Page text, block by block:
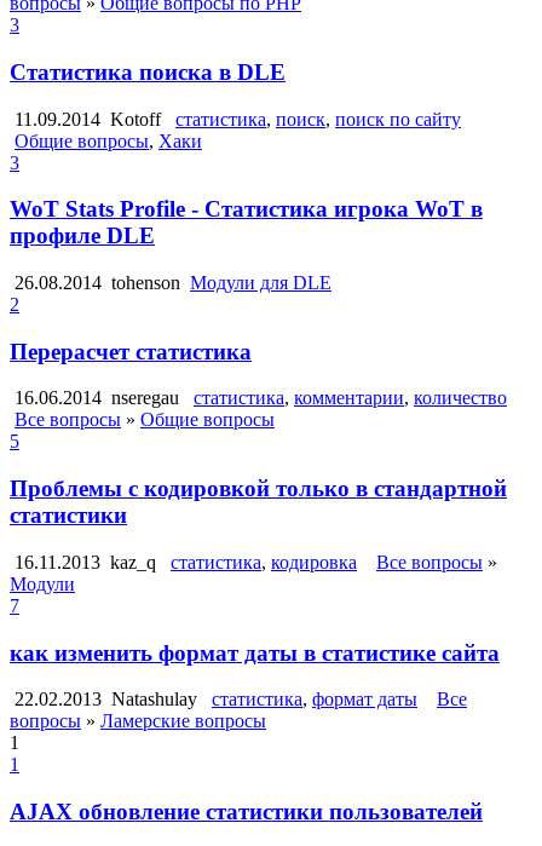
3
Статистика поиска в DLE
11.09.2014 Kotoff статистика, поиск, поиск по сайту
Общие вопросы, Хаки
3
WoT Stats Profile - Статистика игрока WoT в
профиле DLE
26.08.2014 tohenson Модули для DLE
2
Перерасчет статистика
16.06.2014 nseregau статистика, комментарии, количество
Все вопросы » Общие вопросы
5
Проблемы с кодировкой только в стандартной
статистики
16.11.2013 kaz_q статистика, кодировка Все вопросы »
Модули
7
как изменить формат даты в статистике сайта
22.02.2013 Natashulay статистика, формат даты
Все
вопросы » Ламерские вопросы
1
1
AJAX обновление статистики пользователей